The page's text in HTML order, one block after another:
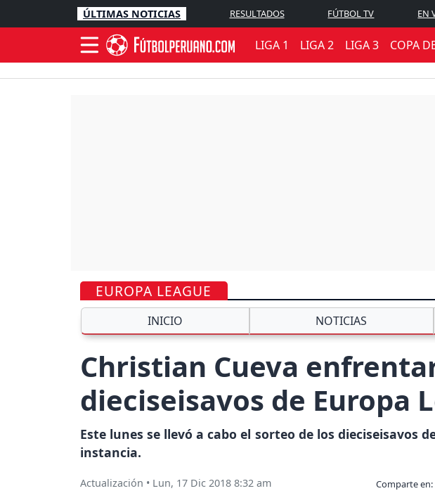
ÚLTIMAS NOTICIAS RESULTADOS FÚTBOL TV EN
LIGA 1 LIGA 2 LIGA 3 COPA
EUROPA LEAGUE
INICIO NOTICIAS
Christian Cueva
dieciseisavos de Europa
Este lunes se llevó a cabo el sorteo de los dieciseisavos
instancia.
Actualización • Lun, 17 Dic 2018 8:32 am Comparte en: